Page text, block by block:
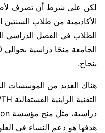
لكن على شرط أن تصرف
الأكاديمية من طلاب السنتين
الطلاب في الفصل الدراسي
بنجاح.
هناك العديد من المؤسسات